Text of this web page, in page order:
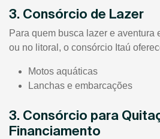
3. Consórcio de Lazer
Para quem busca lazer e aventura
ou no litoral, o consórcio Itaú
Motos aquáticas
Lanchas e embarcações
3. Consórcio para
Financiamento